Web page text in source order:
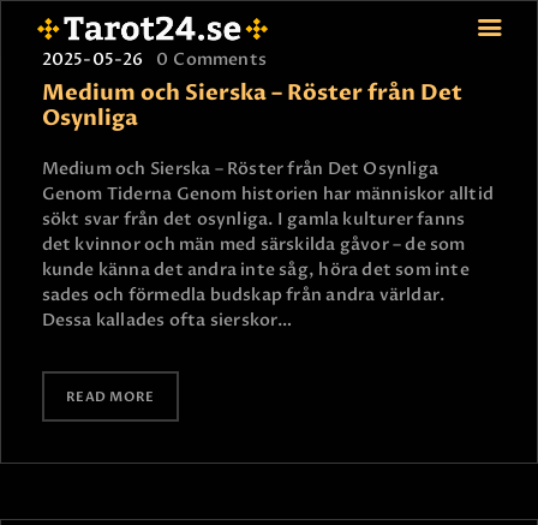
HEM
ASTROLOGI
STJÄRNTECKEN
TAROT
SPÅDAM-SIERSKA
JOBBA SOM SPÅDAM
BETALNING
2025-05-26 0 Comments
Medium och Sierska – Röster från Det
Osynliga
Medium och Sierska – Röster från Det Osynliga
Genom Tiderna Genom historien har människor alltid
sökt svar från det osynliga. I gamla kulturer fanns
det kvinnor och män med särskilda gåvor – de som
kunde känna det andra inte såg, höra det som inte
sades och förmedla budskap från andra världar.
Dessa kallades ofta sierskor…
READ MORE